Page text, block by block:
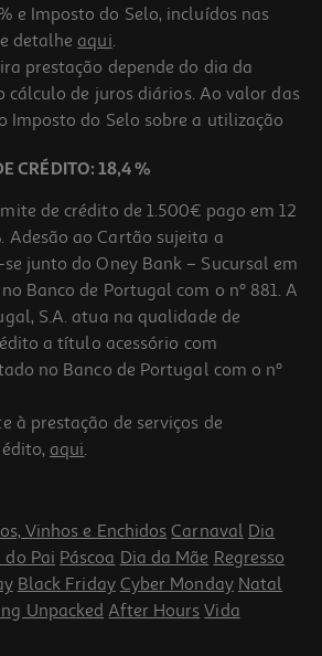
3.9
Hotpoint Nws 8469 Wk Spt - Branco A
Haier Hw80-Bp14357tuib - Branco A-
e Imposto do Selo, incluídos nas
detalhe aqui.
prestação depende do dia da
cálculo de juros diários. Ao valor das
Imposto do Selo sobre a utilização
CRÉDITO: 18,4 %
de crédito de 1.500€ pago em 12
Adesão ao Cartão sujeita a
junto do Oney Bank – Sucursal em
Banco de Portugal com o nº 881. A
S.A. atua na qualidade de
a título acessório com
no Banco de Portugal com o nº
à prestação de serviços de
aqui.
Vinhos e Enchidos Carnaval Dia
do Pai Páscoa Dia da Mãe Regresso
Black Friday Cyber Monday Natal
Unpacked After Hours Vida